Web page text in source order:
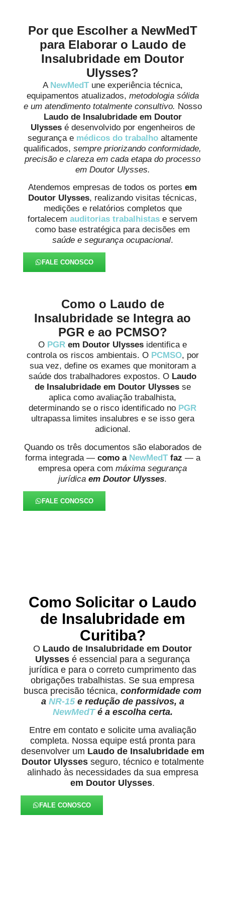
Por que Escolher a NewMedT
para Elaborar o Laudo de
Insalubridade em Doutor
Ulysses?
A NewMedT une experiência técnica,
equipamentos atualizados, metodologia sólida
e um atendimento totalmente consultivo. Nosso
Laudo de Insalubridade em Doutor
Ulyssesé desenvolvido por engenheiros de
segurança e médicos do trabalho altamente
qualificados, sempre priorizando conformidade,
precisão e clareza em cada etapa do processo
em Doutor Ulysses.
Atendemos empresas de todos os portes em
Doutor Ulysses, realizando visitas técnicas,
medições e relatórios completos que
fortalecem auditorias trabalhistas e servem
como base estratégica para decisões em
saúde e segurança ocupacional.
FALE CONOSCO
Como o Laudo de
Insalubridade se Integra ao
PGR e ao PCMSO?
O PGR em Doutor Ulysses identifica e
controla os riscos ambientais. O PCMSO, por
sua vez, define os exames que monitoram a
saúde dos trabalhadores expostos. O Laudo
de Insalubridade em Doutor Ulyssesse
aplica como avaliação trabalhista,
determinando se o risco identificado no PGR
ultrapassa limites insalubres e se isso gera
adicional.
Quando os três documentos são elaborados de
forma integrada — como a NewMedT faz — a
empresa opera com máxima segurança
jurídica em Doutor Ulysses.
FALE CONOSCO
Como Solicitar o Laudo
de Insalubridade em
Curitiba?
O Laudo de Insalubridade em Doutor
Ulysses é essencial para a segurança
jurídica e para o correto cumprimento das
obrigações trabalhistas. Se sua empresa
busca precisão técnica, conformidade com
a NR-15e redução de passivos, a
NewMedT é a escolha certa.
Entre em contato e solicite uma avaliação
completa. Nossa equipe está pronta para
desenvolver um Laudo de Insalubridade em
Doutor Ulyssesseguro, técnico e totalmente
alinhado às necessidades da sua empresa
em Doutor Ulysses.
FALE CONOSCO